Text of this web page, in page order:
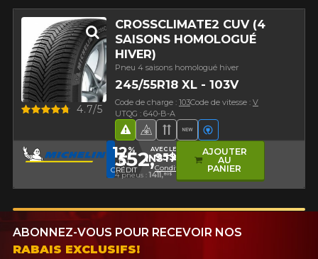
CROSSCLIMATE2 CUV (4
SAISONS HOMOLOGUÉ
HIVER)
Pneu 4 saisons homologué hiver
245/55R18 XL - 103V
Code de charge : 103Code de vitesse : V
UTQG : 640-B-A
Bande de roulement
Pneu 4 saisons homologué
Nouveau produit
Véhicules
Hasard routier
Aperçu 4.7/5
12%
EN
CRÉDIT
AVEC LE CODE
INSTALL12
Conditions
352,95$
4 pneus : 1411,80$
AJOUTER
AU
PANIER
ABONNEZ-VOUS POUR RECEVOIR NOS
RABAIS EXCLUSIFS!